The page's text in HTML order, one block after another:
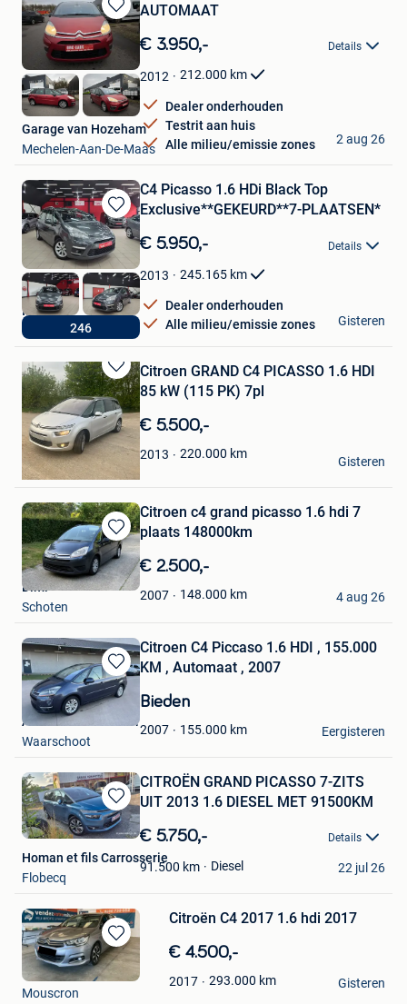
Bewaren
in
Mijn
Favorieten
AUTOMAAT
€ 3.950,- Details
2012 212.000 km
Dealer onderhouden
Testrit aan huis
Alle milieu/emissie zones
Garage van Hozeham
Mechelen-Aan-De-Maas
2 aug 26
Bewaren
in
Mijn
Favorieten
246
C4 Picasso 1.6 HDi Black Top
Exclusive**GEKEURD**7-PLAATSEN*
€ 5.950,- Details
2013 245.165 km
Dealer onderhouden
Alle milieu/emissie zones
IFCARS
Diest
Gisteren
Bewaren
in
Mijn
Favorieten
Citroen GRAND C4 PICASSO 1.6 HDI
85 kW (115 PK) 7pl
€ 5.500,-
2013 220.000 km
Asma
Oreye
Gisteren
Bewaren
in
Mijn
Favorieten
Citroen c4 grand picasso 1.6 hdi 7
plaats 148000km
€ 2.500,-
2007 148.000 km
Dimi
Schoten
4 aug 26
Bewaren
in
Mijn
Favorieten
Citroen C4 Piccaso 1.6 HDI , 155.000
KM , Automaat , 2007
Bieden
2007 155.000 km
Autohandel De Moor
Waarschoot
Eergisteren
Bewaren
in
Favorieten
CITROËN GRAND PICASSO 7-ZITS
UIT 2013 1.6 DIESEL MET 91500KM
€ 5.750,- Details
91.500 km Diesel
Homan et fils Carrosserie
Flobecq
22 jul 26
Bewaren
in
Mijn
Citroën C4 2017 1.6 hdi 2017
€ 4.500,-
2017 293.000 km
lak Larus
Mouscron
Gisteren